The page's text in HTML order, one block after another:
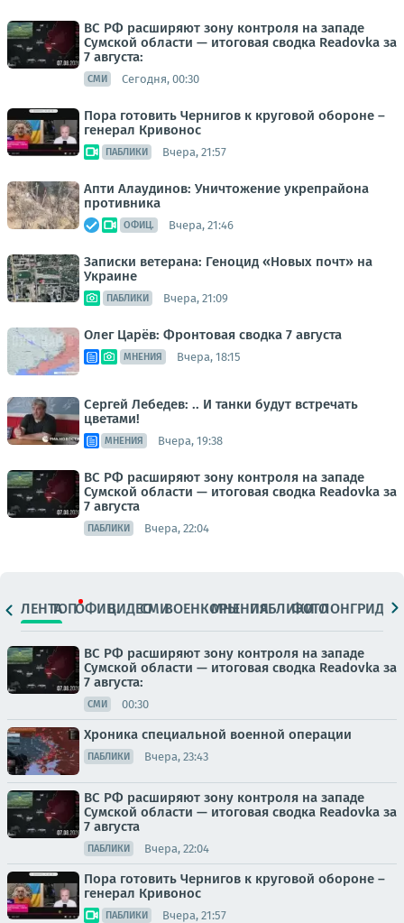
ВС РФ расширяют зону контроля на западе
Сумской области — итоговая сводка Readovka за
7 августа:
СМИ Сегодня, 00:30
Пора готовить Чернигов к круговой обороне –
генерал Кривонос
ПАБЛИКИ Вчера, 21:57
Апти Алаудинов: Уничтожение укрепрайона
противника
ОФИЦ. Вчера, 21:46
Записки ветерана: Геноцид «Новых почт» на
Украине
ПАБЛИКИ Вчера, 21:09
Олег Царёв: Фронтовая сводка 7 августа
МНЕНИЯ Вчера, 18:15
Сергей Лебедев: .. И танки будут встречать
цветами!
МНЕНИЯ Вчера, 19:38
ВС РФ расширяют зону контроля на западе
Сумской области — итоговая сводка Readovka за
7 августа
ПАБЛИКИ Вчера, 22:04
ЛЕНТАТОПОФИЦ.ВИДЕОСМИВОЕНКОРЫМНЕНИЯПАБЛИКИ
ФОТОЛОНГРИДЫ
ВС РФ расширяют зону контроля на западе
Сумской области — итоговая сводка Readovka за
7 августа:
СМИ 00:30
Хроника специальной военной операции
ПАБЛИКИ Вчера, 23:43
ВС РФ расширяют зону контроля на западе
Сумской области — итоговая сводка Readovka за
7 августа
ПАБЛИКИ Вчера, 22:04
Пора готовить Чернигов к круговой обороне –
генерал Кривонос
ПАБЛИКИ Вчера, 21:57